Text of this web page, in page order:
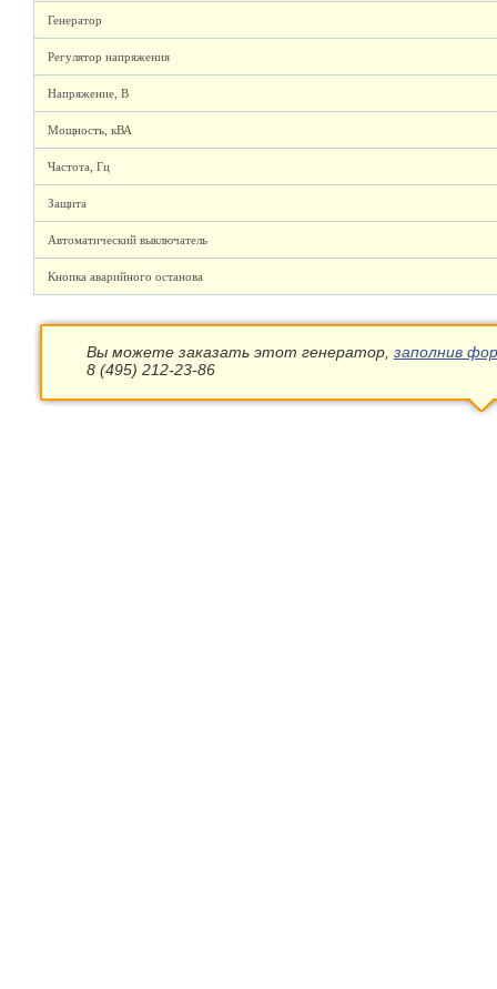
Генератор
Регулятор напряжения
Напряжение, В
Мощность, кВА
Частота, Гц
Защита
Автоматический выключатель
Кнопка аварийного останова
Вы можете заказать этот генератор, заполнив
8 (495) 212-23-86